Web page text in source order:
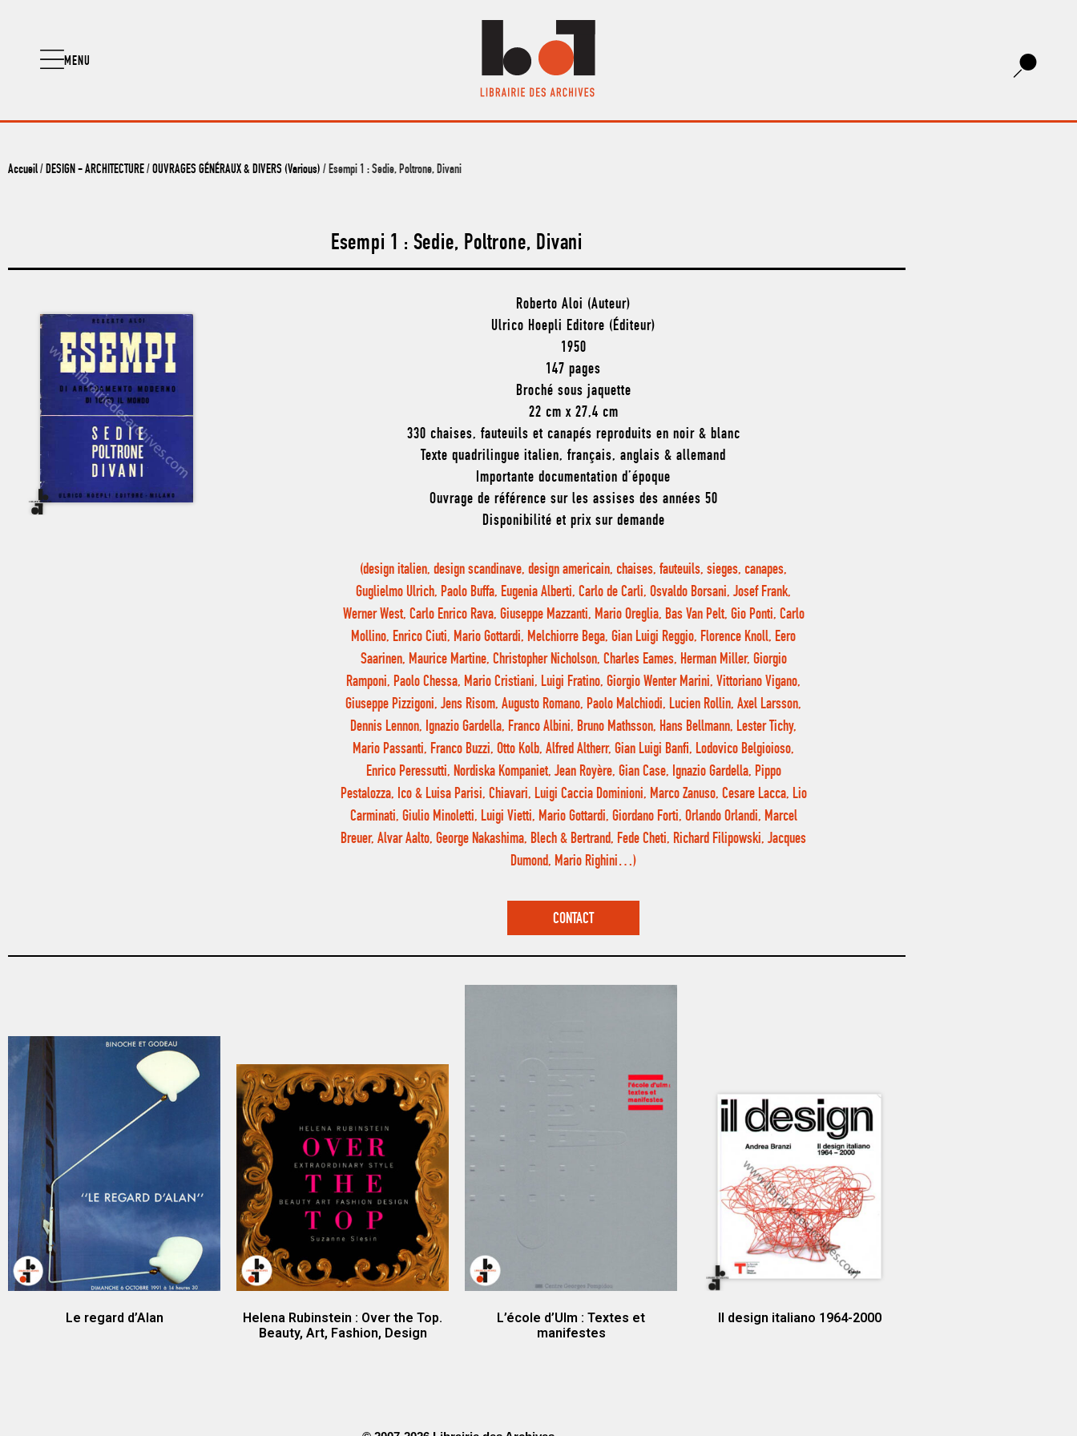
MENU
Accueil/ DESIGN - ARCHITECTURE/ OUVRAGES GÉNÉRAUX & DIVERS (Various) / Esempi 1 : Sedie, Poltrone, Divani
Esempi 1 : Sedie, Poltrone, Divani
Roberto Aloi (Auteur)
Ulrico Hoepli Editore (Éditeur)
1950
147 pages
Broché sous jaquette
22 cm x 27,4 cm
330 chaises, fauteuils et canapés reproduits en noir & blanc
Texte quadrilingue italien, français, anglais & allemand
Importante documentation d’époque
Ouvrage de référence sur les assises des années 50
Disponibilité et prix sur demande
(design italien, design scandinave, design americain, chaises, fauteuils, sieges, canapes,
Guglielmo Ulrich, Paolo Buffa, Eugenia Alberti, Carlo de Carli, Osvaldo Borsani, Josef Frank,
Werner West, Carlo Enrico Rava, Giuseppe Mazzanti, Mario Oreglia, Bas Van Pelt, Gio Ponti, Carlo
Mollino, Enrico Ciuti, Mario Gottardi, Melchiorre Bega, Gian Luigi Reggio, Florence Knoll, Eero
Saarinen, Maurice Martine, Christopher Nicholson, Charles Eames, Herman Miller, Giorgio
Ramponi, Paolo Chessa, Mario Cristiani, Luigi Fratino, Giorgio Wenter Marini, Vittoriano Vigano,
Giuseppe Pizzigoni, Jens Risom, Augusto Romano, Paolo Malchiodi, Lucien Rollin, Axel Larsson,
Dennis Lennon, Ignazio Gardella, Franco Albini, Bruno Mathsson, Hans Bellmann, Lester Tichy,
Mario Passanti, Franco Buzzi, Otto Kolb, Alfred Altherr, Gian Luigi Banfi, Lodovico Belgioioso,
Enrico Peressutti, Nordiska Kompaniet, Jean Royère, Gian Case, Ignazio Gardella, Pippo
Pestalozza, Ico & Luisa Parisi, Chiavari, Luigi Caccia Dominioni, Marco Zanuso, Cesare Lacca, Lio
Carminati, Giulio Minoletti, Luigi Vietti, Mario Gottardi, Giordano Forti, Orlando Orlandi, Marcel
Breuer, Alvar Aalto, George Nakashima, Blech & Bertrand, Fede Cheti, Richard Filipowski, Jacques
Dumond, Mario Righini…)
CONTACT
Le regard d’Alan
Helena Rubinstein : Over the Top.
Beauty, Art, Fashion, Design
L’école d’Ulm : Textes et
manifestes
Il design italiano 1964-2000